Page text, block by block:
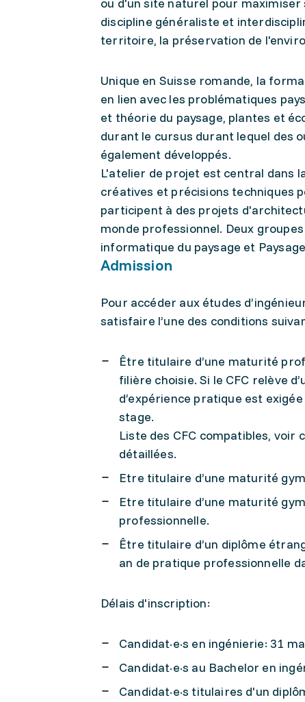
discipline généraliste et
territoire, la préservation de
Unique en Suisse romande, la
en lien avec les problématiques
et théorie du paysage, plantes et
durant le cursus durant lequel des
également développés.
L'atelier de projet est central dans
créatives et précisions techniques
participent à des projets
monde professionnel. Deux
informatique du paysage et
Admission
Pour accéder aux études
satisfaire l’une des conditions
Être titulaire d’une maturité
filière choisie. Si le CFC relève
d’expérience pratique est
stage.
Liste des CFC compatibles, voir
détaillées.
Etre titulaire d’une maturité
Etre titulaire d’une maturité
professionnelle.
Être titulaire d’un diplôme
an de pratique professionnelle
Délais d'inscription:
Candidat·e·s en ingénierie: 31
Candidat·e·s au Bachelor en
Candidat·e·s titulaires d'un